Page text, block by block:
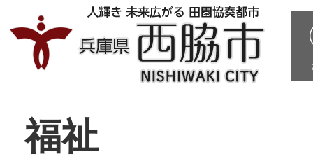
福祉